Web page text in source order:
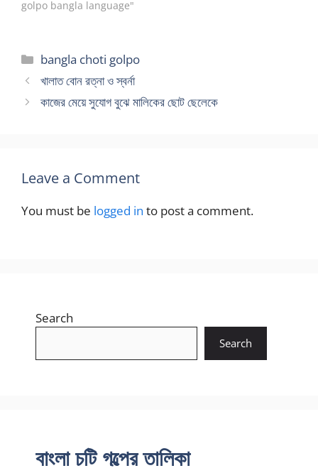
আকর্ষন একেবারেই কম। আমি
শ্রেনী। বিশেষ করে বয়েস কম কচি
টাইপ মেয়েগুলো।…
golpo bangla language"
Categories
bangla choti golpo
খালাত বোন রত্না ও স্বর্না
কাজের মেয়ে সুযোগ বুঝে মালিকের ছোট ছেলেকে
Leave a Comment
You must be logged in to post a comment.
Search
Search
বাংলা চটি গল্পের তালিকা